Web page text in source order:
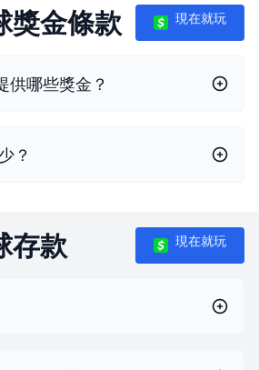
獎金條款 現在就玩
供哪些獎金？
？
存款 現在就玩